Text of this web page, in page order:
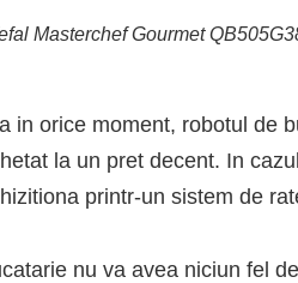
Masterchef Gourmet
in orice moment, robotul de
la un pret decent. In
printr-un sistem de
nu va avea niciun fel